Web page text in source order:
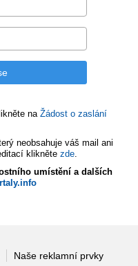
na Žádost o zaslání
neobsahuje váš mail ani
klikněte zde.
umístění a dalších
Naše reklamní prvky